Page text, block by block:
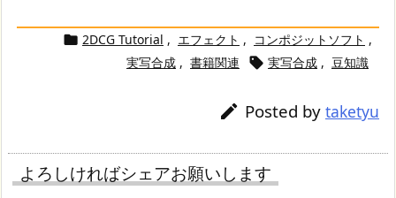
 2DCG Tutorial , エフェクト , コンポジットソフト ,
実写合成 , 書籍関連  実写合成 , 豆知識
 Posted by taketyu
よろしければシェアお願いします